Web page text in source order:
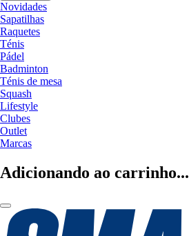
Novidades
Sapatilhas
Raquetes
Ténis
Pádel
Badminton
Ténis de mesa
Squash
Lifestyle
Clubes
Outlet
Marcas
Adicionando ao carrinho...